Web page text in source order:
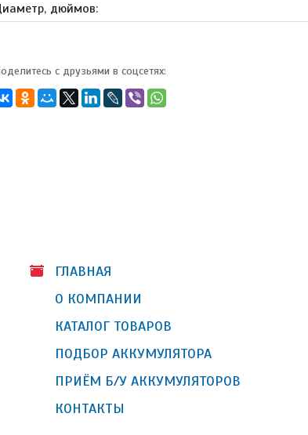
дюймов:
с друзьями в соцсетях:
ГЛАВНАЯ
О КОМПАНИИ
КАТАЛОГ ТОВАРОВ
ПОДБОР АККУМУЛЯТОРА
ПРИЁМ Б/У АККУМУЛЯТОРОВ
КОНТАКТЫ